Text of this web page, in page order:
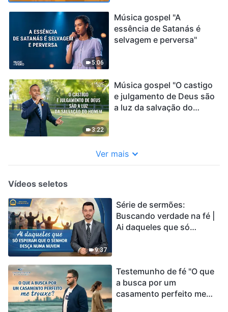
5:06
Música gospel "A
essência de Satanás é
selvagem e perversa"
3:22
Música gospel "O castigo
e julgamento de Deus são
a luz da salvação do
Ver mais
Vídeos seletos
9:37
Série de sermões:
Buscando verdade na fé |
Ai daqueles que só
Testemunho de fé "O que
a busca por um
casamento perfeito me